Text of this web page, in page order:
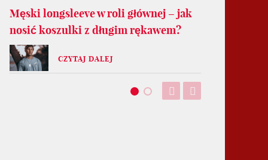
Męski longsleeve w roli głównej – jak
nosić koszulki z długim rękawem?
CZYTAJ DALEJ